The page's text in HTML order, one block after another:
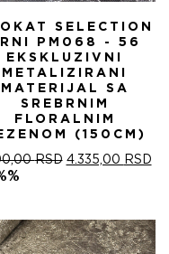
SELECTION
PM068 - 56
EKSKLUZIVNI
METALIZIRANI
MATERIJAL SA
SREBRNIM
FLORALNIM
(150CM)
RSD ОРИГИНАЛНА
5.100,00 RSD.
4.335,00 RSD